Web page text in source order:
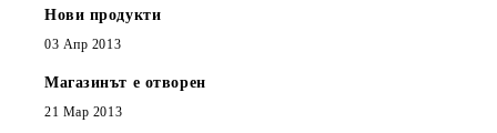
Нови продукти
03 Апр 2013
Магазинът е отворен
21 Мар 2013